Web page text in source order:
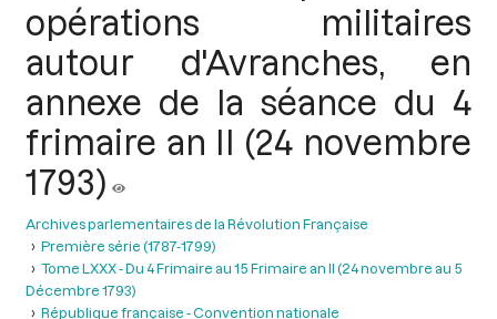
opérations militaires
autour d'Avranches, en
annexe de la séance du 4
frimaire an II (24 novembre
1793)
Archives parlementaires de la Révolution Française
Première série (1787-1799)
Tome LXXX - Du 4 Frimaire au 15 Frimaire an II (24 novembre au 5
Décembre 1793)
République française - Convention nationale